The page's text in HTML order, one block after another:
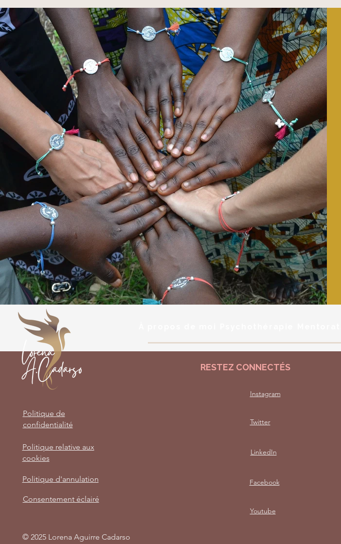
Politique de
confidentialité
Politique relative aux
cookies
Politique d'annulation
Consentement éclairé
© 2025 Lorena Aguirre Cadarso
RESTEZ CONNECTÉS
Instagram
Twitter
LinkedIn
Facebook
Youtube